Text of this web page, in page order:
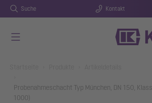
Suche Kontakt
Probenahmeschacht Typ München, DN 150,
1000)